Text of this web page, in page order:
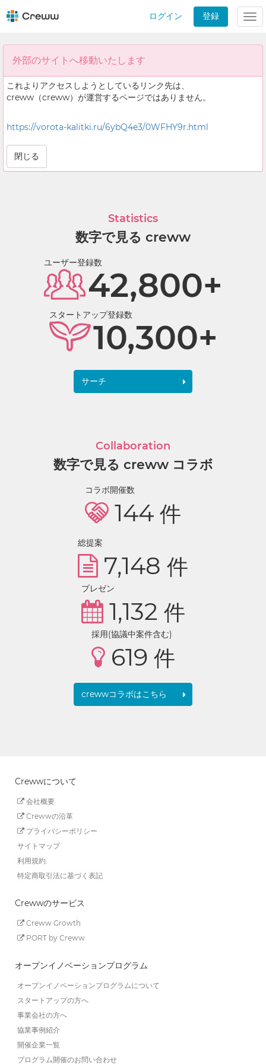
ログイン 登録
外部のサイトへ移動いたします
これよりアクセスしようとしているリンク先は、
creww（creww）が運営するページではありません。
https://vorota-kalitki.ru/6ybQ4e3/0WFHY9r.html
閉じる
Statistics
数字で見る creww
ユーザー登録数
42,800+
スタートアップ登録数
10,300+
サーチ
Collaboration
数字で見る creww コラボ
コラボ開催数
144 件
総提案
7,148 件
プレゼン
1,132 件
採用(協議中案件含む)
619 件
crewwコラボはこちら
Crewwについて
会社概要
Crewwの沿革
プライバシーポリシー
サイトマップ
利用規約
特定商取引法に基づく表記
Crewwのサービス
Creww Growth
PORT by Creww
オープンイノベーションプログラム
オープンイノベーションプログラムについて
スタートアップの方へ
事業会社の方へ
協業事例紹介
開催企業一覧
プログラム開催のお問い合わせ